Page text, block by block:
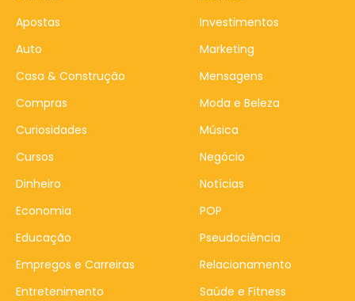
Apostas
Auto
Casa & Construção
Compras
Curiosidades
Cursos
Dinheiro
Economia
Educação
Empregos e Carreiras
Entretenimento
Investimentos
Marketing
Mensagens
Moda e Beleza
Música
Negócio
Notícias
POP
Pseudociência
Relacionamento
Saúde e Fitness